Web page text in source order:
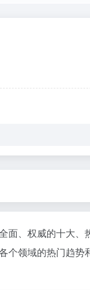
、权威的十大、
领域的热门趋势